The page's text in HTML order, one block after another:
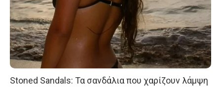
Stoned Sandals: Τα σανδάλια που χαρίζουν λάμψη